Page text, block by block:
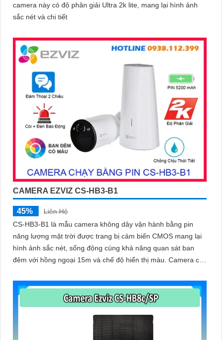
camera này có độ phân giải Ultra 2k lite, mang lại hình ảnh
sắc nét và chi tiết
CAMERA EZVIZ CS-HB3-B1
45%
Liên Hệ
CS-HB3-B1 là mẫu camera không dây vận hành bằng pin
năng lượng mặt trời được trang bị cảm biến CMOS mang lại
hình ảnh sắc nét, sống động cùng khả năng quan sát ban
đêm với hồng ngoại 15m và chế độ hiển thị màu. Camera có